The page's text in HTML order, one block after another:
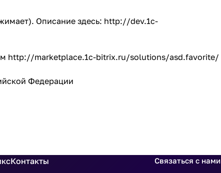
Описание здесь: http://dev.1c-
http://marketplace.1c-bitrix.ru/solutions/asd.favorite/
Федерации
Контакты Связаться с нами